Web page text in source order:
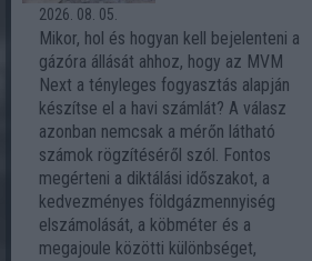
2026. 08. 05.
Mikor, hol és hogyan kell bejelenteni a
gázóra állását ahhoz, hogy az MVM
Next a tényleges fogyasztás alapján
készítse el a havi számlát? A válasz
azonban nemcsak a mérőn látható
számok rögzítéséről szól. Fontos
megérteni a diktálási időszakot, a
kedvezményes földgázmennyiség
elszámolását, a köbméter és a
megajoule közötti különbséget,